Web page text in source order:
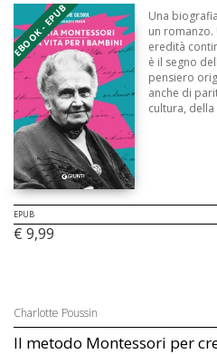
EBOOK - EPUB
Una
un romanzo.
eredità
è il segno
pensiero
anche di
cultura, della
EPUB
€ 9,99
Charlotte Poussin
Il metodo Montessori per